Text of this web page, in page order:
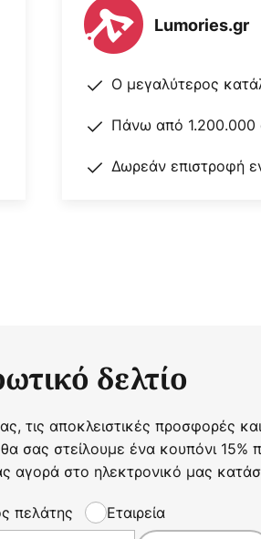
Lumories.gr
Ο μεγαλύτερος
Πάνω από 1.200.000
Δωρεάν επιστροφή
δελτίο
τις αποκλειστικές προσφορές και
σας στείλουμε ένα κουπόνι 15%
αγορά στο ηλεκτρονικό μας
πελάτης Εταιρεία